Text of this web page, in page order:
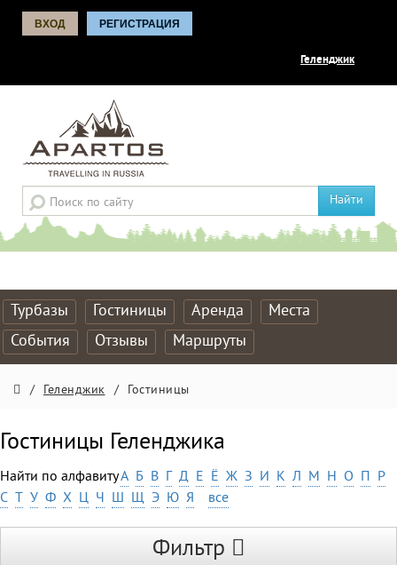
ВХОД РЕГИСТРАЦИЯ
Геленджик
Найти
Турбазы Гостиницы Аренда
Места
События
Отзывы Маршруты
/ Геленджик / Гостиницы
Гостиницы Геленджика
Найти по алфавитуА Б В Г Д Е Ё Ж З И К Л М Н О П Р
С Т У Ф Х Ц Ч Ш Щ Э Ю Я все
Фильтр